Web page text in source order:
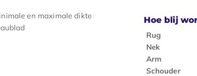
Hoe blij
Rug
Nek
Arm
Schouder